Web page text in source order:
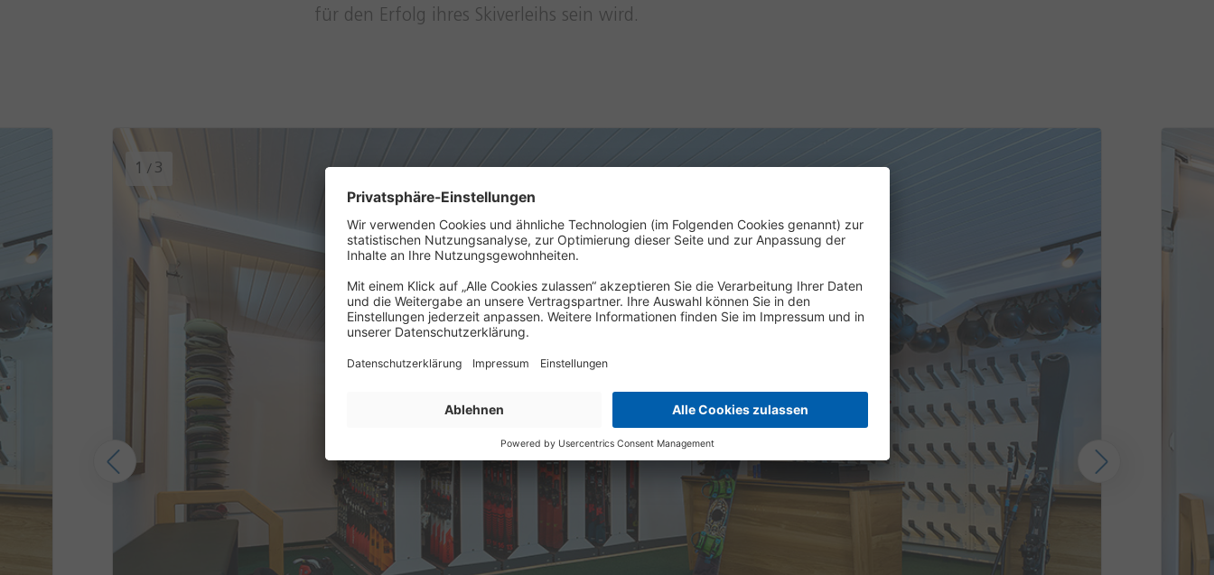
für den Erfolg ihres Skiverleihs sein wird.
1 / 3